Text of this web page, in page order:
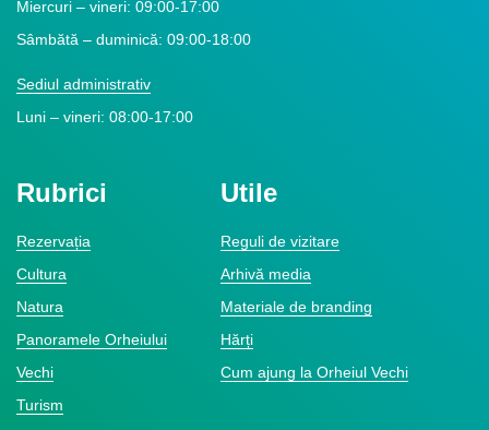
Miercuri – vineri: 09:00-17:00
Sâmbătă – duminică: 09:00-18:00
Sediul administrativ
Luni – vineri: 08:00-17:00
Rubrici
Rezervația
Cultura
Natura
Panoramele Orheiului
Vechi
Turism
Utile
Reguli de vizitare
Arhivă media
Materiale de branding
Hărți
Cum ajung la Orheiul Vechi